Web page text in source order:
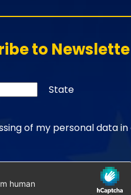
to
State
of my personal data